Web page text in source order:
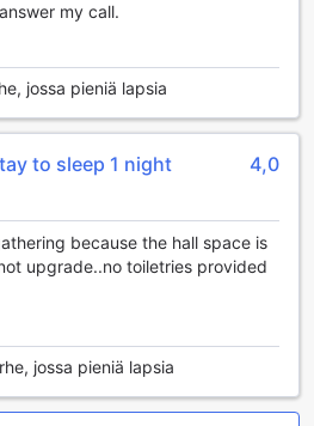
my call.
jossa pieniä lapsia
to sleep 1 night 4,0
because the hall space is
upgrade..no toiletries provided
jossa pieniä lapsia